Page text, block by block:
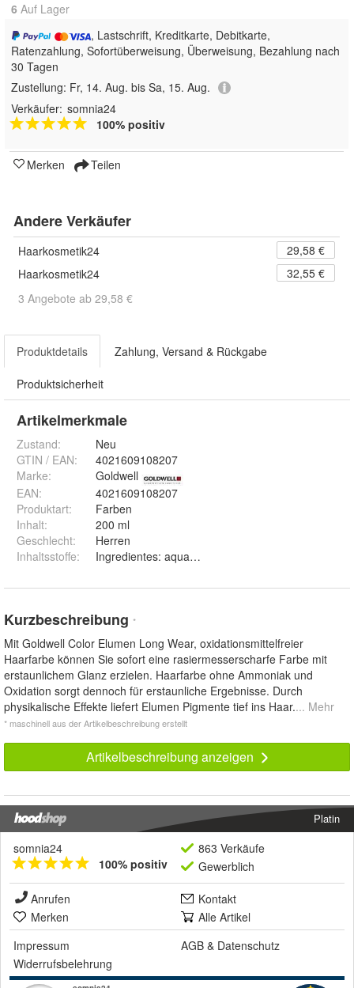
6 Auf Lager
, Lastschrift, Kreditkarte, Debitkarte,
Ratenzahlung, Sofortüberweisung, Überweisung, Bezahlung nach
30 Tagen
Zustellung: Fr, 14. Aug. bis Sa, 15. Aug.
Verkäufer: somnia24
100% positiv
Merken Teilen
Andere Verkäufer
Haarkosmetik24
29,58 €
Haarkosmetik24
32,55 €
3 Angebote ab 29,58 €
Produktdetails Zahlung, Versand & Rückgabe
Produktsicherheit
Artikelmerkmale
Zustand:
Neu
GTIN / EAN:
4021609108207
Marke:
Goldwell
EAN:
4021609108207
Produktart:
Farben
Inhalt:
200 ml
Geschlecht:
Herren
Inhaltsstoffe: Ingredientes: aqua (water), alcohol denat.,
Kurzbeschreibung *
Mit Goldwell Color Elumen Long Wear, oxidationsmittelfreier
Haarfarbe können Sie sofort eine rasiermesserscharfe Farbe mit
erstaunlichem Glanz erzielen. Haarfarbe ohne Ammoniak und
Oxidation sorgt dennoch für erstaunliche Ergebnisse. Durch
physikalische Effekte liefert Elumen Pigmente tief ins Haar.... Mehr
* maschinell aus der Artikelbeschreibung erstellt
Artikelbeschreibung anzeigen
Platin
somnia24
100% positiv
863 Verkäufe
Gewerblich
Anrufen
Kontakt
Merken
Alle Artikel
Impressum
AGB & Datenschutz
Widerrufsbelehrung